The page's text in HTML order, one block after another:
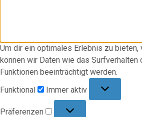
Um dir ein optimales Erlebnis zu
können wir Daten wie das
Funktionen beeinträchtigt werden.
Funktional
Immer aktiv
Präferenzen